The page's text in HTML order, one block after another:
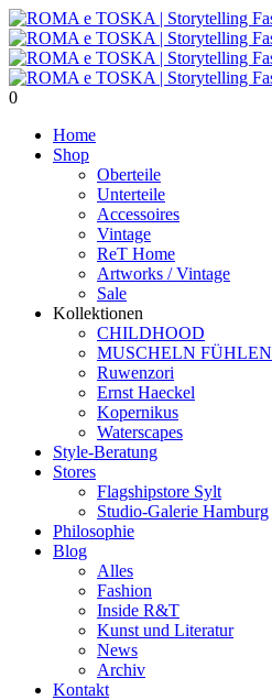
0
Home
Shop
Oberteile
Unterteile
Accessoires
Vintage
ReT Home
Artworks / Vintage
Sale
Kollektionen
CHILDHOOD
MUSCHELN FÜHLEN
Ruwenzori
Ernst Haeckel
Kopernikus
Waterscapes
Style-Beratung
Stores
Flagshipstore Sylt
Studio-Galerie Hamburg
Philosophie
Blog
Alles
Fashion
Inside R&T
Kunst und Literatur
News
Archiv
Kontakt